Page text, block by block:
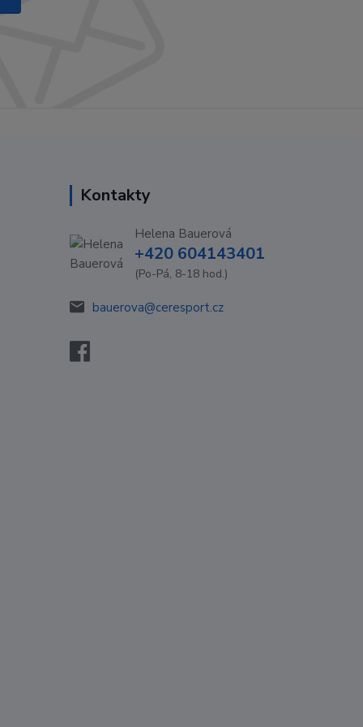
Kontakty
Helena Bauerová
+420 604143401
(Po-Pá, 8-18 hod.)
bauerova@ceresport.cz